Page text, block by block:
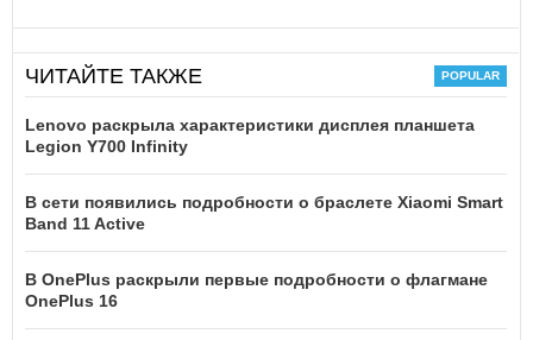
ЧИТАЙТЕ ТАКЖЕ
Lenovo раскрыла характеристики дисплея планшета
Legion Y700 Infinity
В сети появились подробности о браслете Xiaomi Smart
Band 11 Active
В OnePlus раскрыли первые подробности о флагмане
OnePlus 16